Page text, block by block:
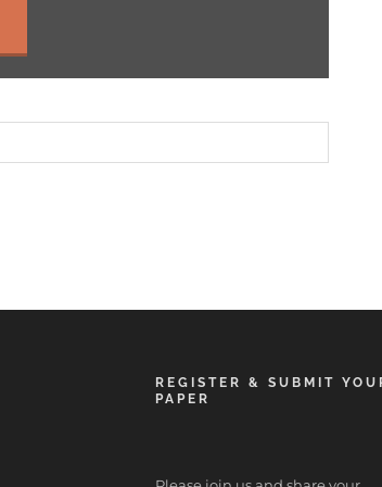
REGISTER & SUBMIT
PAPER